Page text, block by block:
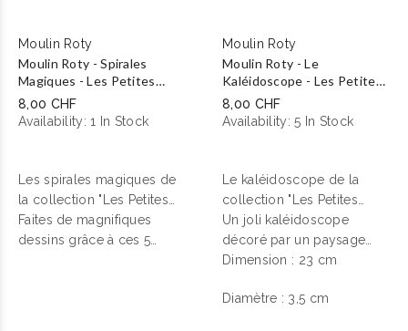
Moulin Roty
Moulin Roty - Spirales
Magiques - Les Petites
Merveilles
8,00 CHF
Availability:1 In Stock
Les spirales magiques de
la collection "Les Petites
Merveilles" de Moulin
Roty.
Faites de magnifiques
dessins grâce à ces 5
Moulin Roty
Moulin Roty - Le
Kaléidoscope - Les Petites
Merveilles
8,00 CHF
Availability:5 In Stock
Le kaléidoscope de la
collection "Les Petites
Merveilles" de Moulin
Roty.
Un joli kaléidoscope
décoré par un paysage
urbain.
Dimension : 23 cm
Diamètre : 3,5 cm